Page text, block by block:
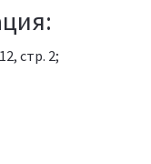
стр. 2;